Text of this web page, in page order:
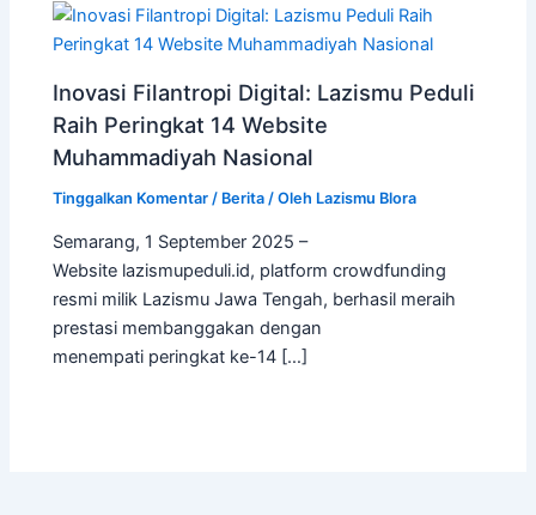
Inovasi Filantropi Digital: Lazismu Peduli
Raih Peringkat 14 Website
Muhammadiyah Nasional
Tinggalkan Komentar / Berita / Oleh Lazismu Blora
Semarang, 1 September 2025 –
Website lazismupeduli.id, platform crowdfunding
resmi milik Lazismu Jawa Tengah, berhasil meraih
prestasi membanggakan dengan
menempati peringkat ke-14 […]